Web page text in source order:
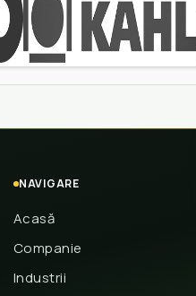
NAVIGARE
Acasă
Companie
Industrii